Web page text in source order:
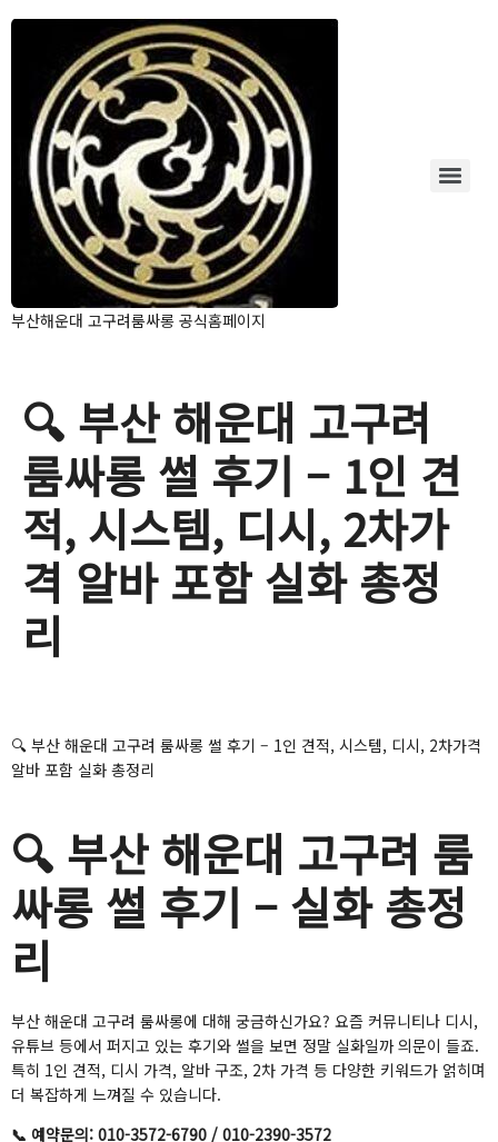
부산해운대 고구려룸싸롱 공식홈페이지
🔍 부산 해운대 고구려
룸싸롱 썰 후기 – 1인 견
적, 시스템, 디시, 2차가
격 알바 포함 실화 총정
리
🔍 부산 해운대 고구려 룸싸롱 썰 후기 – 1인 견적, 시스템, 디시, 2차가격
알바 포함 실화 총정리
🔍 부산 해운대 고구려 룸
싸롱 썰 후기 – 실화 총정
리
부산 해운대 고구려 룸싸롱에 대해 궁금하신가요? 요즘 커뮤니티나 디시,
유튜브 등에서 퍼지고 있는 후기와 썰을 보면 정말 실화일까 의문이 들죠.
특히 1인 견적, 디시 가격, 알바 구조, 2차 가격 등 다양한 키워드가 얽히며
더 복잡하게 느껴질 수 있습니다.
📞 예약문의: 010-3572-6790 / 010-2390-3572